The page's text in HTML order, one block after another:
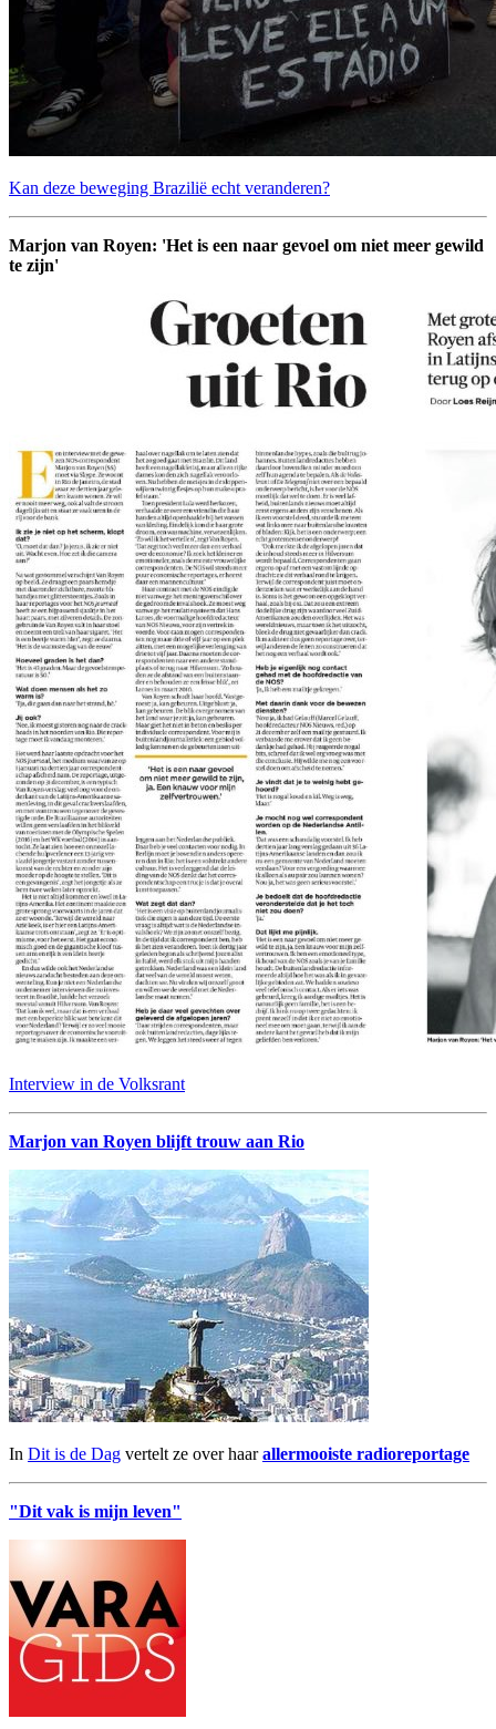
Kan deze beweging Brazilië echt veranderen?
Marjon van Royen: 'Het is een naar gevoel om niet meer gewild
te zijn'
Interview in de Volksrant
Marjon van Royen blijft trouw aan Rio
In Dit is de Dag vertelt ze over haarallermooiste radioreportage
"Dit vak is mijn leven"